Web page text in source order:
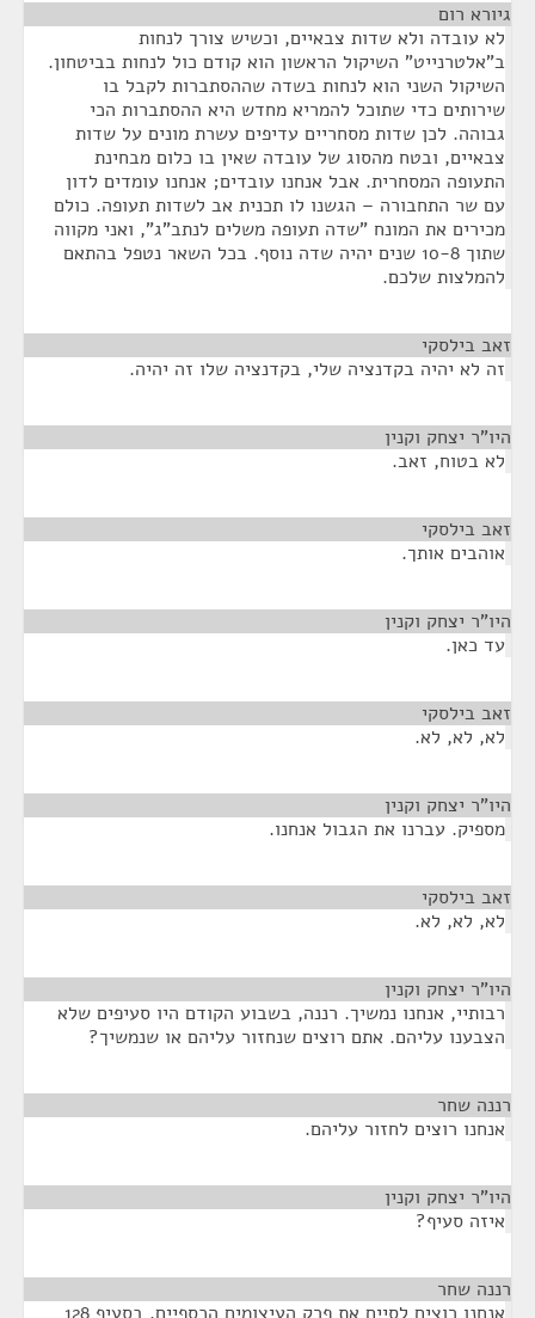
גיורא רום
לא עובדה ולא שדות צבאיים, וכשיש צורך לנחות
ב"אלטרנייט" השיקול הראשון הוא קודם כול לנחות בביטחון.
השיקול השני הוא לנחות בשדה שההסתברות לקבל בו
שירותים כדי שתוכל להמריא מחדש היא ההסתברות הכי
גבוהה. לכן שדות מסחריים עדיפים עשרת מונים על שדות
צבאיים, ובטח מהסוג של עובדה שאין בו כלום מבחינת
התעופה המסחרית. אבל אנחנו עובדים; אנחנו עומדים לדון
עם שר התחבורה – הגשנו לו תכנית אב לשדות תעופה. כולם
מכירים את המונח "שדה תעופה משלים לנתב"ג", ואני מקווה
שתוך 10-8 שנים יהיה שדה נוסף. בכל השאר נטפל בהתאם
להמלצות שלכם.
זאב בילסקי
זה לא יהיה בקדנציה שלי, בקדנציה שלו זה יהיה.
היו"ר יצחק וקנין
לא בטוח, זאב.
זאב בילסקי
אוהבים אותך.
היו"ר יצחק וקנין
עד כאן.
זאב בילסקי
לא, לא, לא.
היו"ר יצחק וקנין
מספיק. עברנו את הגבול אנחנו.
זאב בילסקי
לא, לא, לא.
היו"ר יצחק וקנין
רבותיי, אנחנו נמשיך. רננה, בשבוע הקודם היו סעיפים שלא
הצבענו עליהם. אתם רוצים שנחזור עליהם או שנמשיך?
רננה שחר
אנחנו רוצים לחזור עליהם.
היו"ר יצחק וקנין
איזה סעיף?
רננה שחר